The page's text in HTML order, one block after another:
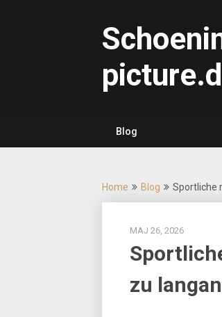
Blog
Home Blog Sportliche
MAJ 26, 2026
zu